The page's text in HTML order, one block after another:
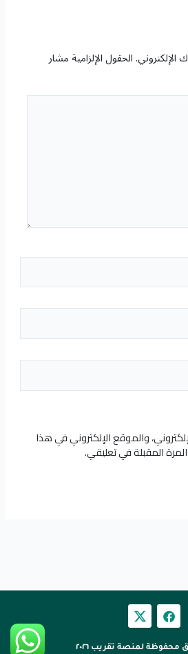
الإلكتروني.الحقول الإلزامية مشار
والموقع الإلكتروني في هذا
المقبلة في تعليقي.
F
a
c
e
محفوظة لمنصة تقريب ٢٠٢٦